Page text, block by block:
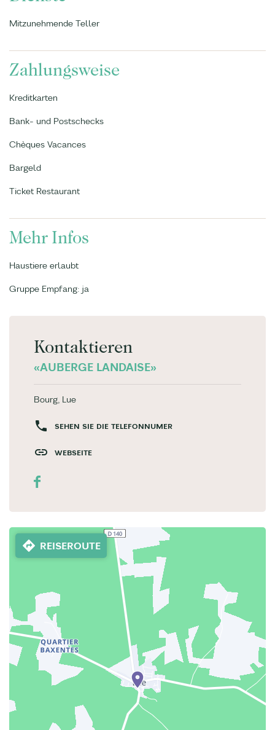
Mitzunehmende Teller
Zahlungsweise
Kreditkarten
Bank- und Postschecks
Chèques Vacances
Bargeld
Ticket Restaurant
Mehr Infos
Haustiere erlaubt
Gruppe Empfang: ja
Kontaktieren
«AUBERGE LANDAISE»
Bourg, Lue
SEHEN SIE DIE TELEFONNUMER
WEBSEITE
REISEROUTE